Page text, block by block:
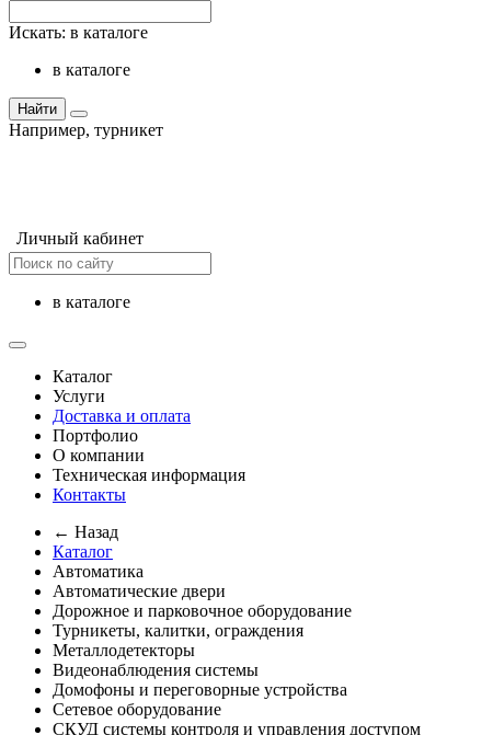
Искать: в каталоге
в каталоге
Найти
Например, турникет
Личный кабинет
в каталоге
Каталог
Услуги
Доставка и оплата
Портфолио
О компании
Техническая информация
Контакты
← Назад
Каталог
Автоматика
Автоматические двери
Дорожное и парковочное оборудование
Турникеты, калитки, ограждения
Металлодетекторы
Видеонаблюдения cистемы
Домофоны и переговорные устройства
Сетевое оборудование
СКУД системы контроля и управления доступом